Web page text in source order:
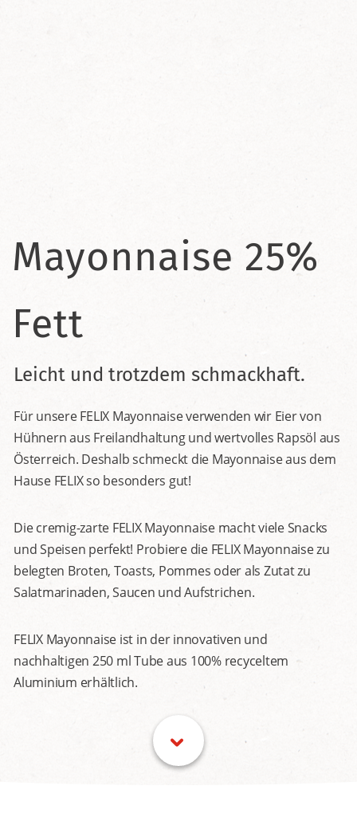
Mayonnaise 25%
Fett
Leicht und trotzdem schmackhaft.
Für unsere FELIX Mayonnaise verwenden wir Eier von
Hühnern aus Freilandhaltung und wertvolles Rapsöl aus
Österreich. Deshalb schmeckt die Mayonnaise aus dem
Hause FELIX so besonders gut!
Die cremig-zarte FELIX Mayonnaise macht viele Snacks
und Speisen perfekt! Probiere die FELIX Mayonnaise zu
belegten Broten, Toasts, Pommes oder als Zutat zu
Salatmarinaden, Saucen und Aufstrichen.
FELIX Mayonnaise ist in der innovativen und
nachhaltigen 250 ml Tube aus 100% recyceltem
Aluminium erhältlich.